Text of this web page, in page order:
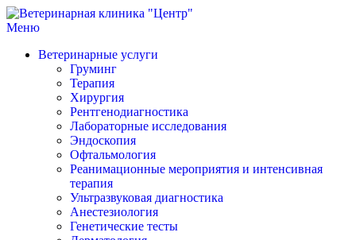
Меню
Ветеринарные услуги
Груминг
Терапия
Хирургия
Рентгенодиагностика
Лабораторные исследования
Эндоскопия
Офтальмология
Реанимационные мероприятия и интенсивная
терапия
Ультразвуковая диагностика
Анестезиология
Генетические тесты